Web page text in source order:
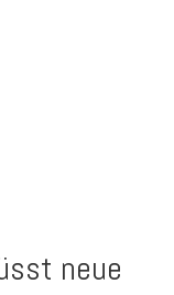
neue